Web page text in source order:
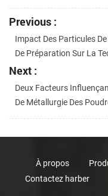
Previous :
Impact Des Particules
De Préparation Sur La
Next :
Deux Facteurs
De Métallurgie Des
À propos
Contactez harber